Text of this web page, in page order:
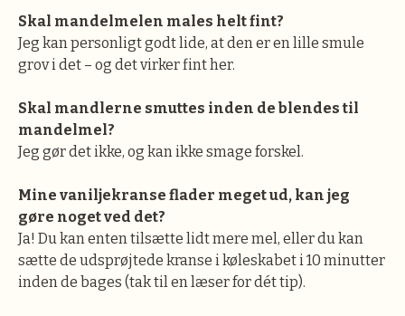
Skal mandelmelen males helt fint?
Jeg kan personligt godt lide, at den er en lille smule
grov i det – og det virker fint her.
Skal mandlerne smuttes inden de blendes til
mandelmel?
Jeg gør det ikke, og kan ikke smage forskel.
Mine vaniljekranse flader meget ud, kan jeg
gøre noget ved det?
Ja! Du kan enten tilsætte lidt mere mel, eller du kan
sætte de udsprøjtede kranse i køleskabet i 10 minutter
inden de bages (tak til en læser for dét tip).